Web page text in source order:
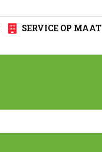
SERVICE OP MAAT